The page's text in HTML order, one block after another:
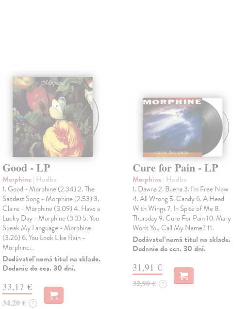
Good - LP
Morphine | Hudba
1. Good - Morphine (2.34) 2. The
Saddest Song - Morphine (2.53) 3.
Claire - Morphine (3.09) 4. Have a
Lucky Day - Morphine (3.3) 5. You
Speak My Language - Morphine
(3.26) 6. You Look Like Rain -
Morphine…
Dodávateľ nemá titul na sklade.
Dodanie do cca. 30 dní.
33,17 €
34,20 € ?
Cure for Pain - LP
Morphine | Hudba
1. Dawna 2. Buena 3. I'm Free Now
4. All Wrong 5. Candy 6. A Head
With Wings 7. In Spite of Me 8.
Thursday 9. Cure For Pain 10. Mary
Won't You Call My Name? 11.
Dodávateľ nemá titul na sklade.
Dodanie do cca. 30 dní.
31,91 €
32,90 € ?